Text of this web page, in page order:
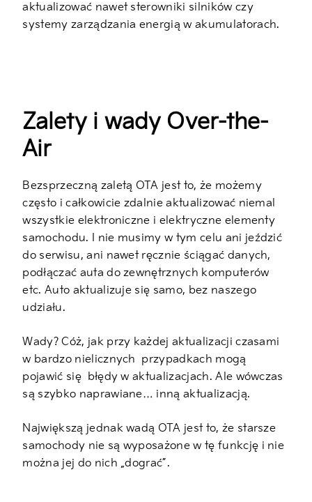
aktualizować nawet sterowniki silników czy
systemy zarządzania energią w akumulatorach.
Zalety i wady Over-the-
Air
Bezsprzeczną zaletą OTA jest to, że możemy
często i całkowicie zdalnie aktualizować niemal
wszystkie elektroniczne i elektryczne elementy
samochodu. I nie musimy w tym celu ani jeździć
do serwisu, ani nawet ręcznie ściągać danych,
podłączać auta do zewnętrznych komputerów
etc. Auto aktualizuje się samo, bez naszego
udziału.
Wady? Cóż, jak przy każdej aktualizacji czasami
w bardzo nielicznych przypadkach mogą
pojawić się błędy w aktualizacjach. Ale wówczas
są szybko naprawiane… inną aktualizacją.
Największą jednak wadą OTA jest to, że starsze
samochody nie są wyposażone w tę funkcję i nie
można jej do nich „dograć”.